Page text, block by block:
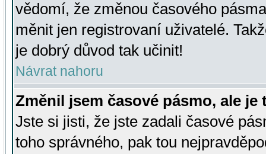
vědomí, že změnou časového
měnit jen registrovaní uživatelé.
je dobrý důvod tak učinit!
Návrat nahoru
Změnil jsem časové pásmo, ale je
Jste si jisti, že jste zadali časové
toho správného, pak tou